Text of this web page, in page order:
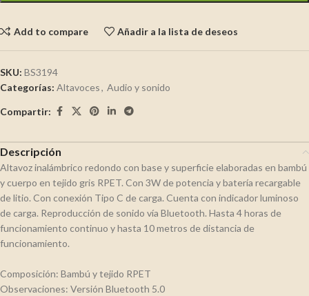
Add to compare Añadir a la lista de deseos
SKU: BS3194
Categorías: Altavoces, Audio y sonido
Compartir:
Descripción
Altavoz inalámbrico redondo con base y superficie elaboradas en bambú
y cuerpo en tejido gris RPET. Con 3W de potencia y batería recargable
de litio. Con conexión Tipo C de carga. Cuenta con indicador luminoso
de carga. Reproducción de sonido vía Bluetooth. Hasta 4 horas de
funcionamiento continuo y hasta 10 metros de distancia de
funcionamiento.
Composición: Bambú y tejido RPET
Observaciones: Versión Bluetooth 5.0